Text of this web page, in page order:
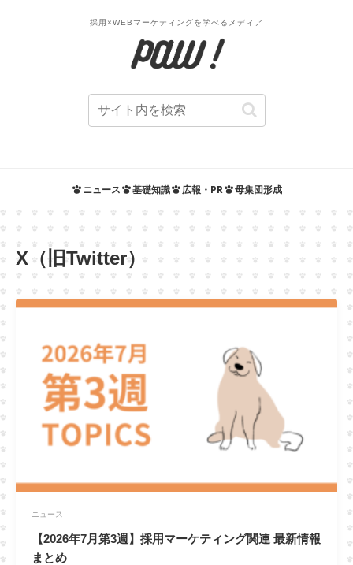
採用×WEBマーケティングを学べるメディア
ニュース 基礎知識 広報・PR 母集団形成
X（旧Twitter）
ニュース
【2026年7月第3週】採用マーケティング関連 最新情報
まとめ